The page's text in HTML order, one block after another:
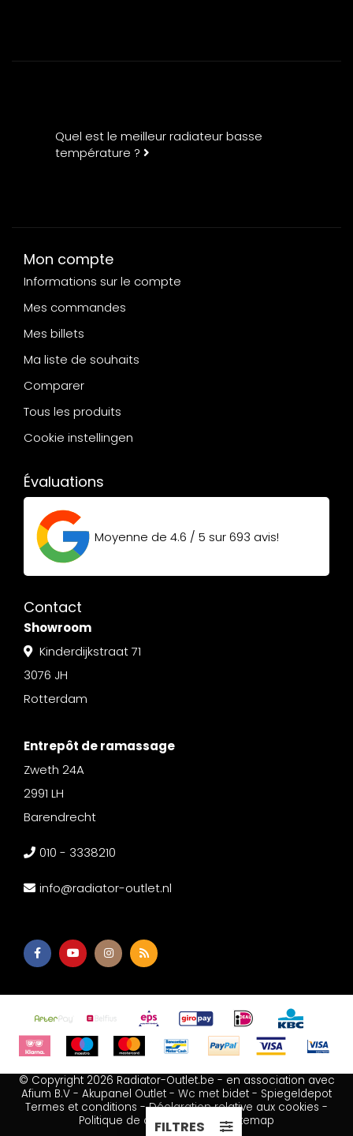
Quel est le meilleur radiateur basse
température ?
Mon compte
Informations sur le compte
Mes commandes
Mes billets
Ma liste de souhaits
Comparer
Tous les produits
Cookie instellingen
Évaluations
Moyenne de 4.6 / 5 sur693 avis!
Contact
Showroom
Kinderdijkstraat 71
3076 JH
Rotterdam
Entrepôt de ramassage
Zweth 24A
2991 LH
Barendrecht
010 - 3338210
info@radiator-outlet.nl
© Copyright 2026 Radiator-Outlet.be - en association avec
Afium B.V - Akupanel Outlet - Wc met bidet - Spiegeldepot
Termes et conditions -Déclaration relative aux cookies -
Politique de confidentialité -Sitemap
FILTRES